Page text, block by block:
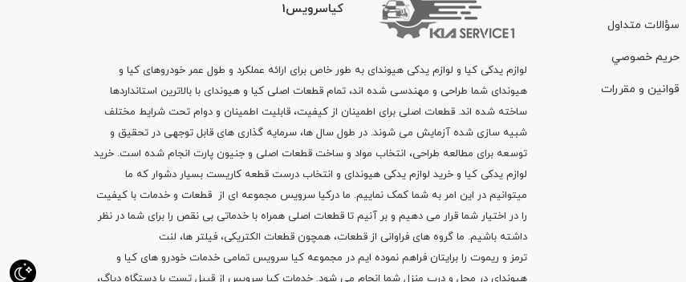
سؤالات متداول
حريم خصوصي
قوانين و مقررات
کیاسرویس1
لوازم یدکی کیا و لوازم یدکی هیوندای به طور خاص برای ارائه عملکرد و طول عمر خودروهای کیا و
هیوندای شما طراحی و مهندسی شده اند، تمام قطعات اصلی کیا و هیوندای با بالاترین استانداردها
ساخته شده اند. قطعات اصلی برای اطمینان از کیفیت، قابلیت اطمینان و دوام تحت شرایط مختلف
شبیه سازی شده آزمایش می شوند. در طول سال ها، سرمایه گذاری های قابل توجهی در تحقیق و
توسعه برای مطالعه طراحی، انتخاب مواد و ساخت قطعات اصلی و جنیون پارت انجام شده است. خرید
لوازم یدکی کیا و خرید لوازم یدکی هیوندای و انتخاب درست قطعه کاریست بسیار دشوار که ما
میتوانیم در این امر به شما کمک نماییم. ما درکیا سرویس مجموعه ای از قطعات و خدمات با کیفیت
را در اختیار شما قرار می دهیم و بر آنیم تا قطعات اصلی همراه با خدماتی بی نقص را برای شما در نظر
داشته باشیم. ما گروه های فراوانی از قطعات، همچون قطعات الکتریکی، فیلتر ها، لنت
ترمز و ریموت را برایتان فراهم نموده ایم در مجموعه کیا سرویس تمامی خدمات خودرو های کیا و
هیوندای در محل و درب منزل شما انجام می شود. خدمات کیا سرویس از قبیل تست با دستگاه دیاگ،